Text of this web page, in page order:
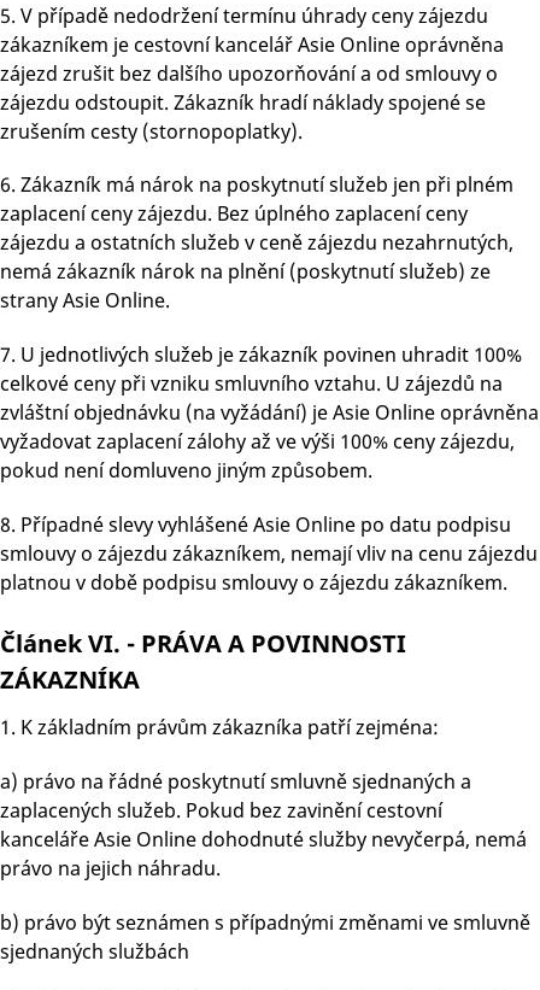
5. V případě nedodržení termínu úhrady ceny zájezdu
zákazníkem je cestovní kancelář Asie Online oprávněna
zájezd zrušit bez dalšího upozorňování a od smlouvy o
zájezdu odstoupit. Zákazník hradí náklady spojené se
zrušením cesty (stornopoplatky).
6. Zákazník má nárok na poskytnutí služeb jen při plném
zaplacení ceny zájezdu. Bez úplného zaplacení ceny
zájezdu a ostatních služeb v ceně zájezdu nezahrnutých,
nemá zákazník nárok na plnění (poskytnutí služeb) ze
strany Asie Online.
7. U jednotlivých služeb je zákazník povinen uhradit 100%
celkové ceny při vzniku smluvního vztahu. U zájezdů na
zvláštní objednávku (na vyžádání) je Asie Online oprávněna
vyžadovat zaplacení zálohy až ve výši 100% ceny zájezdu,
pokud není domluveno jiným způsobem.
8. Případné slevy vyhlášené Asie Online po datu podpisu
smlouvy o zájezdu zákazníkem, nemají vliv na cenu zájezdu
platnou v době podpisu smlouvy o zájezdu zákazníkem.
Článek VI. - PRÁVA A POVINNOSTI
ZÁKAZNÍKA
1. K základním právům zákazníka patří zejména:
a) právo na řádné poskytnutí smluvně sjednaných a
zaplacených služeb. Pokud bez zavinění cestovní
kanceláře Asie Online dohodnuté služby nevyčerpá, nemá
právo na jejich náhradu.
b) právo být seznámen s případnými změnami ve smluvně
sjednaných službách